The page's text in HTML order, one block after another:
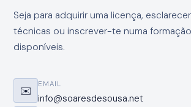
Seja para adquirir uma licença,
técnicas ou inscrever-te numa
disponíveis.
✉️ EMAIL
info@soaresdesousa.net